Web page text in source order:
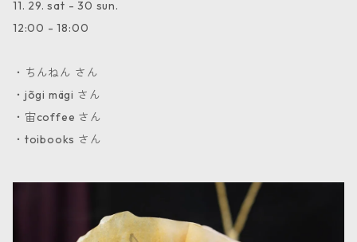
11. 29. sat - 30 sun.
12:00 - 18:00
・ちんねん さん
・jõgi mägi さん
・宙coffee さん
・toibooks さん